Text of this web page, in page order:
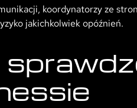
koordynatorzy ze
jakichkolwiek opóźnień.